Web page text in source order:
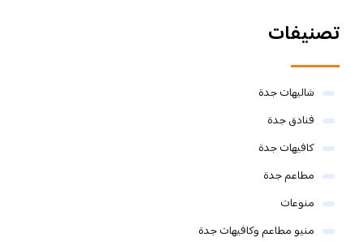
تصنيفات
شاليهات جدة
فنادق جدة
كافيهات جدة
مطاعم جدة
منوعات
منيو مطاعم وكافيهات جدة